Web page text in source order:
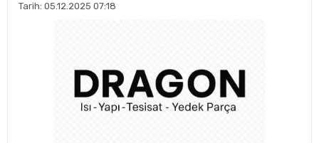
Tarih: 05.12.2025 07:18